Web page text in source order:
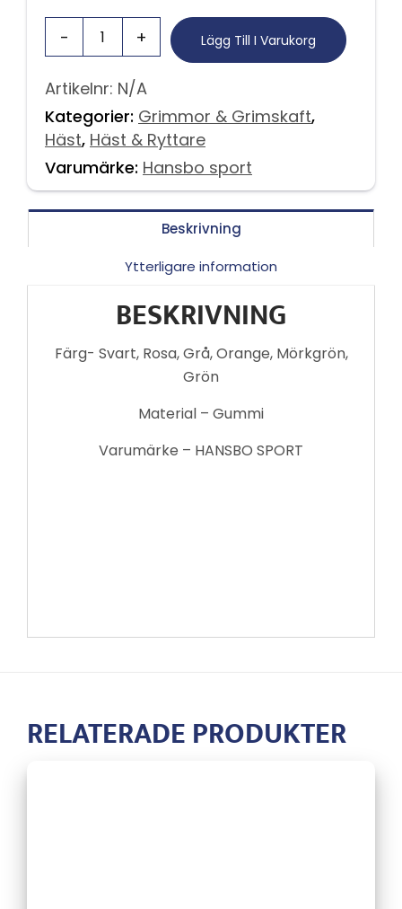
Lägg Till I Varukorg
Artikelnr: N/A
Kategorier: Grimmor & Grimskaft,
Häst, Häst & Ryttare
Varumärke: Hansbo sport
Beskrivning
Ytterligare information
BESKRIVNING
Färg- Svart, Rosa, Grå, Orange, Mörkgrön,
Grön
Material – Gummi
Varumärke – HANSBO SPORT
RELATERADE PRODUKTER